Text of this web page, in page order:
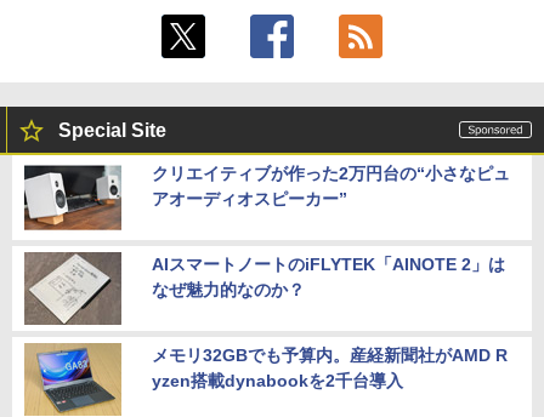
Special Site
クリエイティブが作った2万円台の“小さなピュ
アオーディオスピーカー”
AIスマートノートのiFLYTEK「AINOTE 2」は
なぜ魅力的なのか？
メモリ32GBでも予算内。産経新聞社がAMD R
yzen搭載dynabookを2千台導入